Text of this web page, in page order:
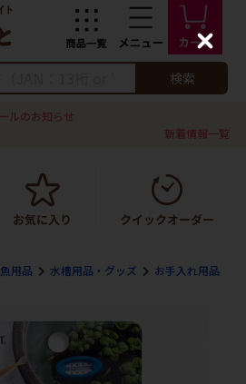
検索
ルのお知らせ
新着情報一覧
用品 水槽用品・グッズ お手入れ用品
C
l
s